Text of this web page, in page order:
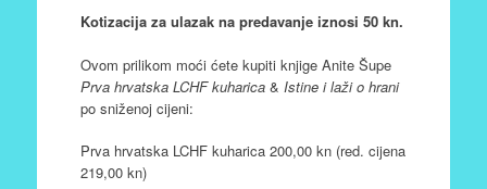
Kotizacija za ulazak na predavanje iznosi 50 kn.
Ovom prilikom moći ćete kupiti knjige Anite Šupe
Prva hrvatska LCHF kuharica & Istine i laži o hrani
po sniženoj cijeni:
Prva hrvatska LCHF kuharica 200,00 kn (red. cijena
219,00 kn)